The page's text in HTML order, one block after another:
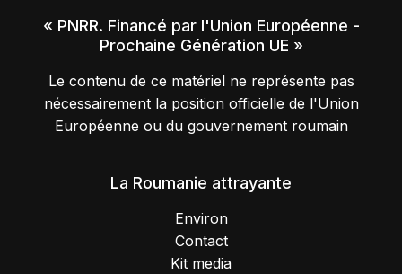
« PNRR. Financé par l'Union Européenne -
Prochaine Génération UE »
Le contenu de ce matériel ne représente pas
nécessairement la position officielle de l'Union
Européenne ou du gouvernement roumain
La Roumanie attrayante
Environ
Contact
Kit media